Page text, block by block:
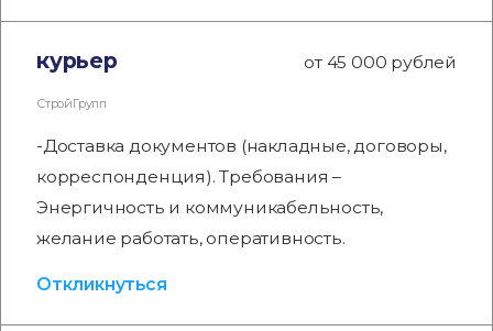
курьер от 45 000 рублей
СтройГрупп
-Доставка документов (накладные, договоры,
корреспонденция). Требования –
Энергичность и коммуникабельность,
желание работать, оперативность.
Откликнуться